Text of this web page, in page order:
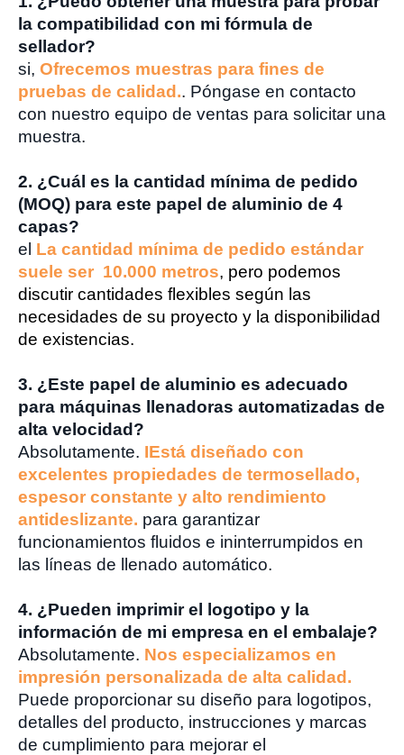
la compatibilidad con mi fórmula de
sellador?
si, Ofrecemos muestras para fines de
pruebas de calidad.. Póngase en contacto
con nuestro equipo de ventas para solicitar una
muestra.
2. ¿Cuál es la cantidad mínima de pedido
(MOQ) para este papel de aluminio de 4
capas?
el La cantidad mínima de pedido estándar
suele ser 10.000 metros, pero podemos
discutir cantidades flexibles según las
necesidades de su proyecto y la disponibilidad
de existencias.
3. ¿Este papel de aluminio es adecuado
para máquinas llenadoras automatizadas de
alta velocidad?
Absolutamente. IEstá diseñado con
excelentes propiedades de termosellado,
espesor constante y alto rendimiento
antideslizante. para garantizar
funcionamientos fluidos e ininterrumpidos en
las líneas de llenado automático.
4. ¿Pueden imprimir el logotipo y la
información de mi empresa en el embalaje?
Absolutamente. Nos especializamos en
impresión personalizada de alta calidad.
Puede proporcionar su diseño para logotipos,
detalles del producto, instrucciones y marcas
de cumplimiento para mejorar el